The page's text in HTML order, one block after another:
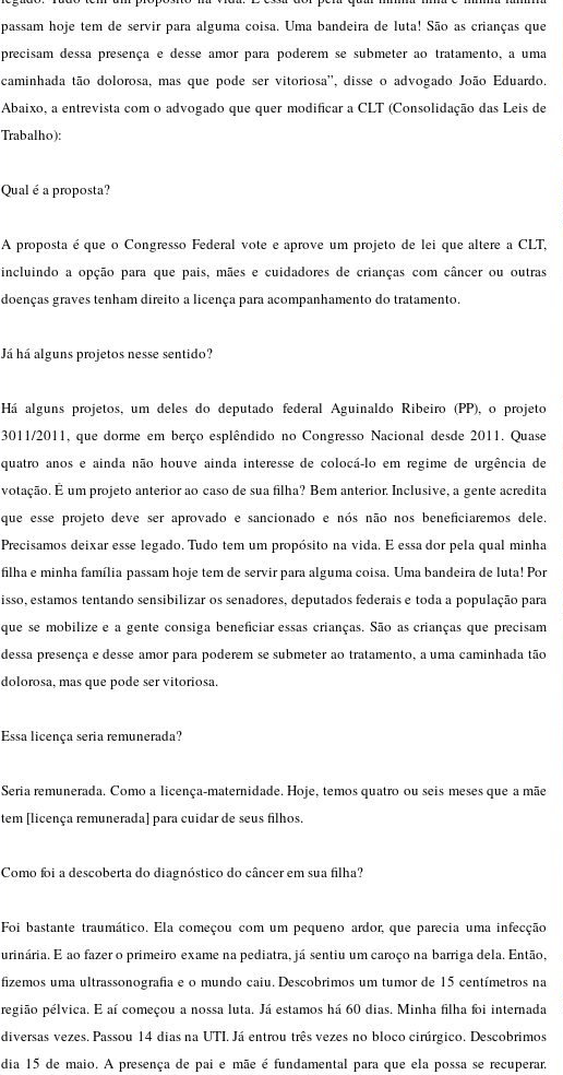
passam hoje tem de servir para alguma coisa. Uma bandeira de luta! São as crianças que
precisam dessa presença e desse amor para poderem se submeter ao tratamento, a uma
caminhada tão dolorosa, mas que pode ser vitoriosa”, disse o advogado João Eduardo.
Abaixo, a entrevista com o advogado que quer modificar a CLT (Consolidação das Leis de
Trabalho):
Qual é a proposta?
A proposta é que o Congresso Federal vote e aprove um projeto de lei que altere a CLT,
incluindo a opção para que pais, mães e cuidadores de crianças com câncer ou outras
doenças graves tenham direito a licença para acompanhamento do tratamento.
Já há alguns projetos nesse sentido?
Há alguns projetos, um deles do deputado federal Aguinaldo Ribeiro (PP), o projeto
3011/2011, que dorme em berço esplêndido no Congresso Nacional desde 2011. Quase
quatro anos e ainda não houve ainda interesse de colocá-lo em regime de urgência de
votação. É um projeto anterior ao caso de sua filha? Bem anterior. Inclusive, a gente acredita
que esse projeto deve ser aprovado e sancionado e nós não nos beneficiaremos dele.
Precisamos deixar esse legado. Tudo tem um propósito na vida. E essa dor pela qual minha
filha e minha família passam hoje tem de servir para alguma coisa. Uma bandeira de luta! Por
isso, estamos tentando sensibilizar os senadores, deputados federais e toda a população para
que se mobilize e a gente consiga beneficiar essas crianças. São as crianças que precisam
dessa presença e desse amor para poderem se submeter ao tratamento, a uma caminhada tão
dolorosa, mas que pode ser vitoriosa.
Essa licença seria remunerada?
Seria remunerada. Como a licença-maternidade. Hoje, temos quatro ou seis meses que a mãe
tem [licença remunerada] para cuidar de seus filhos.
Como foi a descoberta do diagnóstico do câncer em sua filha?
Foi bastante traumático. Ela começou com um pequeno ardor, que parecia uma infecção
urinária. E ao fazer o primeiro exame na pediatra, já sentiu um caroço na barriga dela. Então,
fizemos uma ultrassonografia e o mundo caiu. Descobrimos um tumor de 15 centímetros na
região pélvica. E aí começou a nossa luta. Já estamos há 60 dias. Minha filha foi internada
diversas vezes. Passou 14 dias na UTI. Já entrou três vezes no bloco cirúrgico. Descobrimos
dia 15 de maio. A presença de pai e mãe é fundamental para que ela possa se recuperar.